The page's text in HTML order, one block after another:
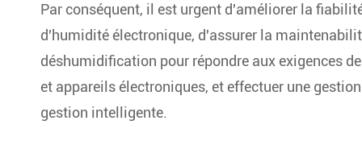
Par conséquent, il est urgent d'améliorer la
d'humidité électronique, d'assurer la
déshumidification pour répondre aux exigences
et appareils électroniques, et effectuer une
gestion intelligente.